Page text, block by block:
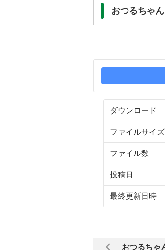
おつるちゃ
ダウンロード
ファイルサイズ
ファイル数
投稿日
最終更新日時
おつるちゃ